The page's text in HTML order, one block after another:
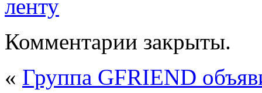
Комментарии закрыты.
« Группа GFRIEND